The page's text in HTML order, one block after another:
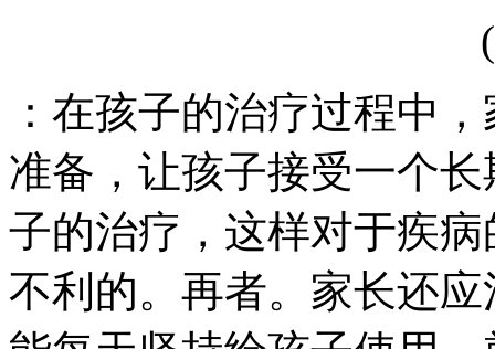
：在孩子的治疗过程中
准备，让孩子接受一个
子的治疗，这样对于疾
不利的。再者。家长还